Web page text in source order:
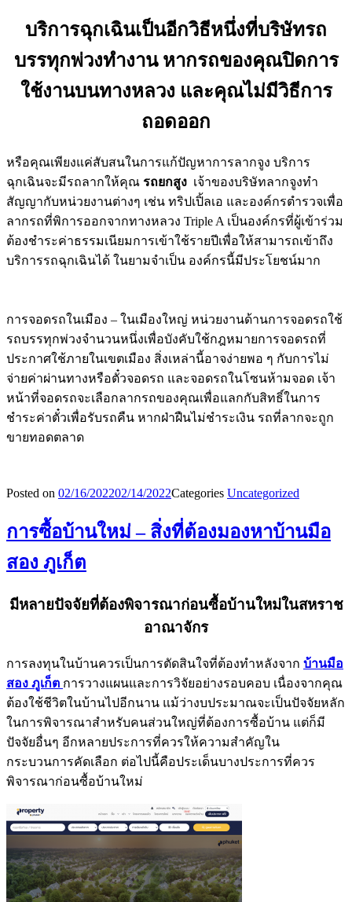
บริการฉุกเฉินเป็นอีกวิธีหนึ่งที่บริษัทรถ
บรรทุกพ่วงทำงาน หากรถของคุณปิดการ
ใช้งานบนทางหลวง และคุณไม่มีวิธีการ
ถอดออก
หรือคุณเพียงแค่สับสนในการแก้ปัญหาการลากจูง บริการ
ฉุกเฉินจะมีรถลากให้คุณ รถยกสูง เจ้าของบริษัทลากจูงทำ
สัญญากับหน่วยงานต่างๆ เช่น ทริปเปิ้ลเอ และองค์กรตำรวจเพื่อ
ลากรถที่พิการออกจากทางหลวง Triple A เป็นองค์กรที่ผู้เข้าร่วม
ต้องชำระค่าธรรมเนียมการเข้าใช้รายปีเพื่อให้สามารถเข้าถึง
บริการรถฉุกเฉินได้ ในยามจำเป็น องค์กรนี้มีประโยชน์มาก
การจอดรถในเมือง – ในเมืองใหญ่ หน่วยงานด้านการจอดรถใช้
รถบรรทุกพ่วงจำนวนหนึ่งเพื่อบังคับใช้กฎหมายการจอดรถที่
ประกาศใช้ภายในเขตเมือง สิ่งเหล่านี้อาจง่ายพอ ๆ กับการไม่
จ่ายค่าผ่านทางหรือตั๋วจอดรถ และจอดรถในโซนห้ามจอด เจ้า
หน้าที่จอดรถจะเลือกลากรถของคุณเพื่อแลกกับสิทธิ์ในการ
ชำระค่าตั๋วเพื่อรับรถคืน หากฝ่าฝืนไม่ชำระเงิน รถที่ลากจะถูก
ขายทอดตลาด
Posted on 02/16/202202/14/2022Categories Uncategorized
การซื้อบ้านใหม่ – สิ่งที่ต้องมองหาบ้านมือ
สอง ภูเก็ต
มีหลายปัจจัยที่ต้องพิจารณาก่อนซื้อบ้านใหม่ในสหราช
อาณาจักร
การลงทุนในบ้านควรเป็นการตัดสินใจที่ต้องทำหลังจาก บ้านมือ
สอง ภูเก็ต การวางแผนและการวิจัยอย่างรอบคอบ เนื่องจากคุณ
ต้องใช้ชีวิตในบ้านไปอีกนาน แม้ว่างบประมาณจะเป็นปัจจัยหลัก
ในการพิจารณาสำหรับคนส่วนใหญ่ที่ต้องการซื้อบ้าน แต่ก็มี
ปัจจัยอื่นๆ อีกหลายประการที่ควรให้ความสำคัญใน
กระบวนการคัดเลือก ต่อไปนี้คือประเด็นบางประการที่ควร
พิจารณาก่อนซื้อบ้านใหม่